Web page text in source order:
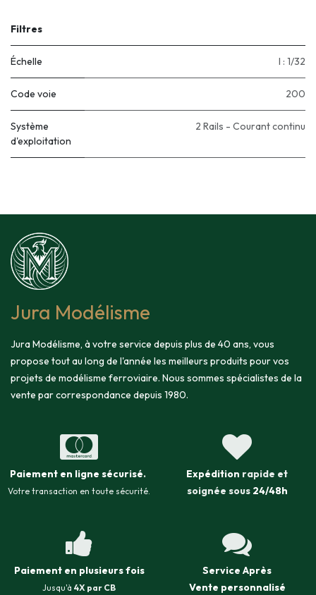
Filtres
Échelle I : 1/32
Code voie 200
Système
d'exploitation
2 Rails - Courant continu
Jura Modélisme
Jura Modélisme, à votre service depuis plus de 40 ans, vous
propose tout au long de l'année les meilleurs produits pour vos
projets de modélisme ferroviaire. Nous sommes spécialistes de la
vente par correspondance depuis 1980.
Paiement en ligne sécurisé.
Votre transaction en toute sécurité.
Expédition rapide et
soignée sous 24/48h
Paiement en plusieurs fois
Jusqu'à 4X par CB
Service Après
Vente personnalisé